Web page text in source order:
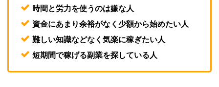
時間と労力を使うのは嫌な人
資金にあまり余裕がなく少額から始めたい人
難しい知識などなく気楽に稼ぎたい人
短期間で稼げる副業を探している人